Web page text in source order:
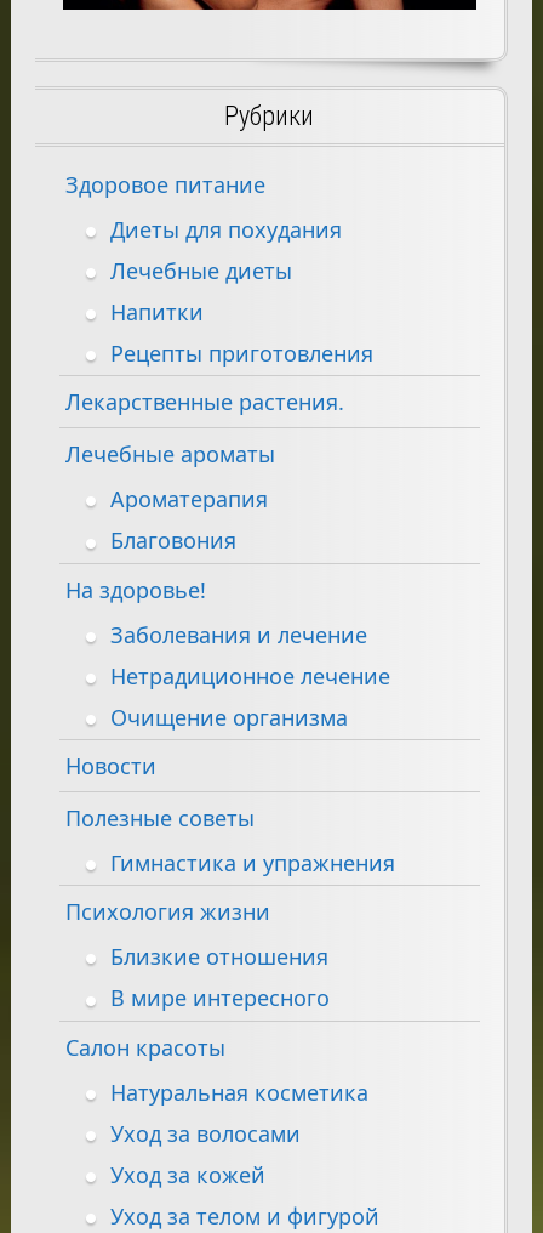
Рубрики
Здоровое питание
Диеты для похудания
Лечебные диеты
Напитки
Рецепты приготовления
Лекарственные растения.
Лечебные ароматы
Ароматерапия
Благовония
На здоровье!
Заболевания и лечение
Нетрадиционное лечение
Очищение организма
Новости
Полезные советы
Гимнастика и упражнения
Психология жизни
Близкие отношения
В мире интересного
Салон красоты
Натуральная косметика
Уход за волосами
Уход за кожей
Уход за телом и фигурой